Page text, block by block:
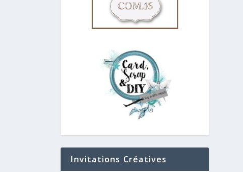
Invitations Créatives